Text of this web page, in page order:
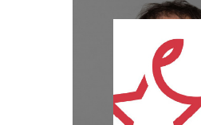
humaines Conseiller
COMMISSIONS
Formation
apprentissage